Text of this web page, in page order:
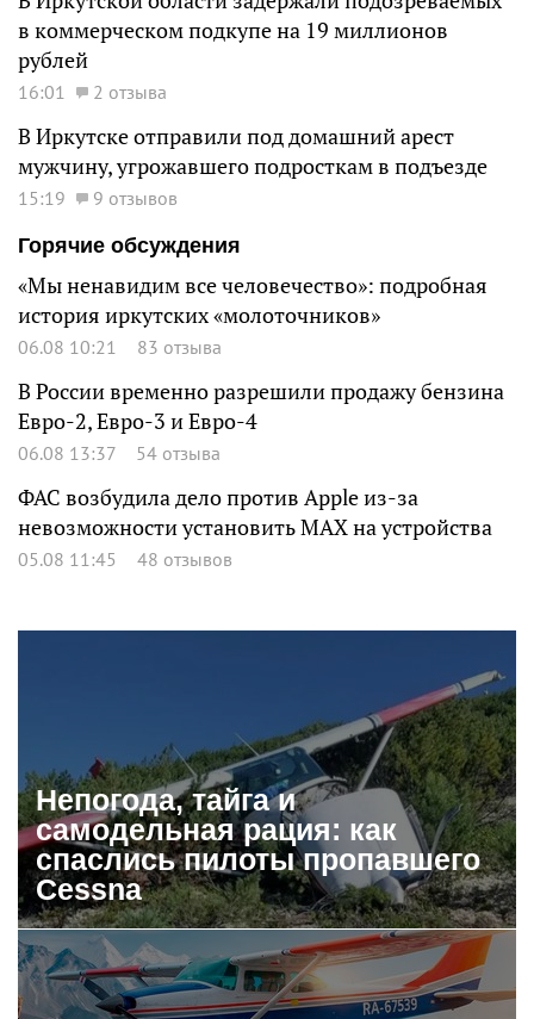
в коммерческом подкупе на 19 миллионов
рублей
16:01 2 отзыва
В Иркутске отправили под домашний арест
мужчину, угрожавшего подросткам в подъезде
15:19
9 отзывов
Горячие обсуждения
«Мы ненавидим все человечество»: подробная
история иркутских «молоточников»
06.08 10:21 83 отзыва
В России временно разрешили продажу бензина
Евро-2, Евро-3 и Евро-4
06.08 13:37 54 отзыва
ФАС возбудила дело против Apple из-за
невозможности установить MAX на устройства
05.08 11:45 48 отзывов
Непогода, тайга и
самодельная рация: как
спаслись пилоты пропавшего
Cessna